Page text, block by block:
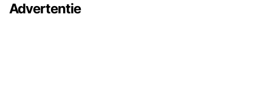
Advertentie